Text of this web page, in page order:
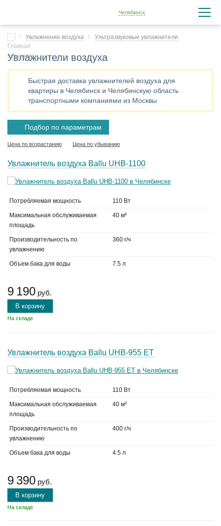
Челябинск
Увлажнение воздуха Ультразвуковые увлажнители
Увлажнители воздуха
Быстрая доставка увлажнителей воздуха для
квартиры в Челябинск и Челябинскую область
транспортными компаниями из Москвы
Подбор по параметрам
Цена по возрастанию Цена по убыванию
Увлажнитель воздуха Ballu UHB-1100
Потребляемая мощность 110 Вт
Максимальная обслуживаемая
площадь
40 м²
Производительность по
увлажнению
360 г/ч
Объем бака для воды 7.5 л
9 190 руб.
В корзину
На складе
Увлажнитель воздуха Ballu UHB-955 ET
Потребляемая мощность 110 Вт
Максимальная обслуживаемая
площадь
40 м²
Производительность по
увлажнению
400 г/ч
Объем бака для воды 4.5 л
9 390 руб.
В корзину
На складе